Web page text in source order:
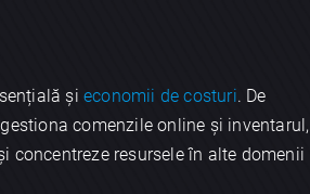
șieconomii de costuri. De
comenzile online și inventarul,
concentreze resursele în alte domenii